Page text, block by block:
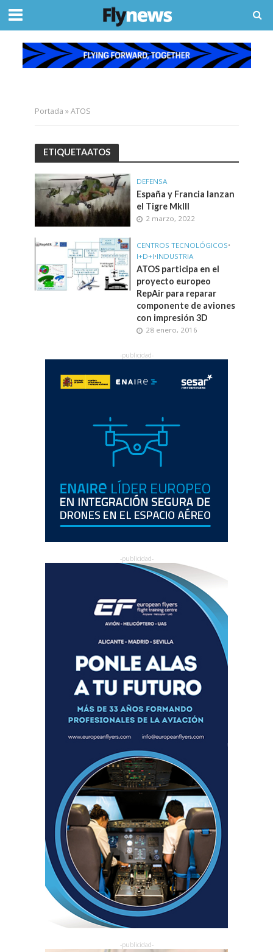
Portada »ATOS
ETIQUETAATOS
DEFENSA
España y Francia lanzan
el Tigre MkIII
2 marzo, 2022
CENTROS TECNOLÓGICOS•
I+D+I•INDUSTRIA
ATOS participa en el
proyecto europeo
RepAir para reparar
componente de aviones
con impresión 3D
28 enero, 2016